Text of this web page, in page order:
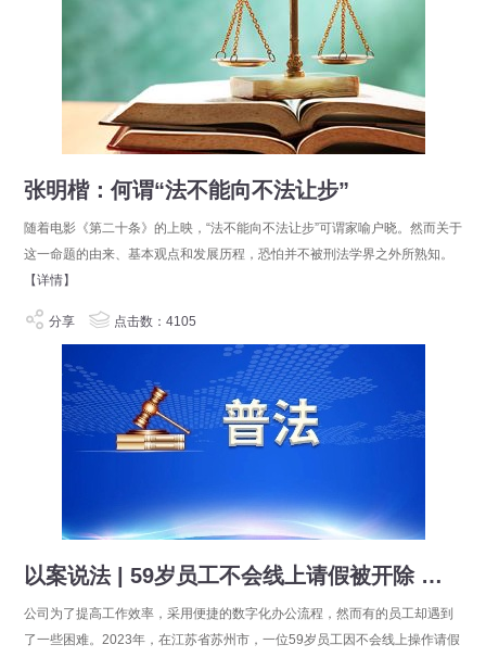
张明楷：何谓“法不能向不法让步”
随着电影《第二十条》的上映，“法不能向不法让步”可谓家喻户晓。然而关于
这一命题的由来、基本观点和发展历程，恐怕并不被刑法学界之外所熟知。
【详情】
分享 点击数：4105
以案说法 | 59岁员工不会线上请假被开除 法院：公司违法
公司为了提高工作效率，采用便捷的数字化办公流程，然而有的员工却遇到
了一些困难。2023年，在江苏省苏州市，一位59岁员工因不会线上操作请假